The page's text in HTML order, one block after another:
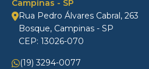
Campinas - SP
Rua Pedro Álvares Cabral, 263
Bosque, Campinas - SP
CEP: 13026-070
(19) 3294-0077